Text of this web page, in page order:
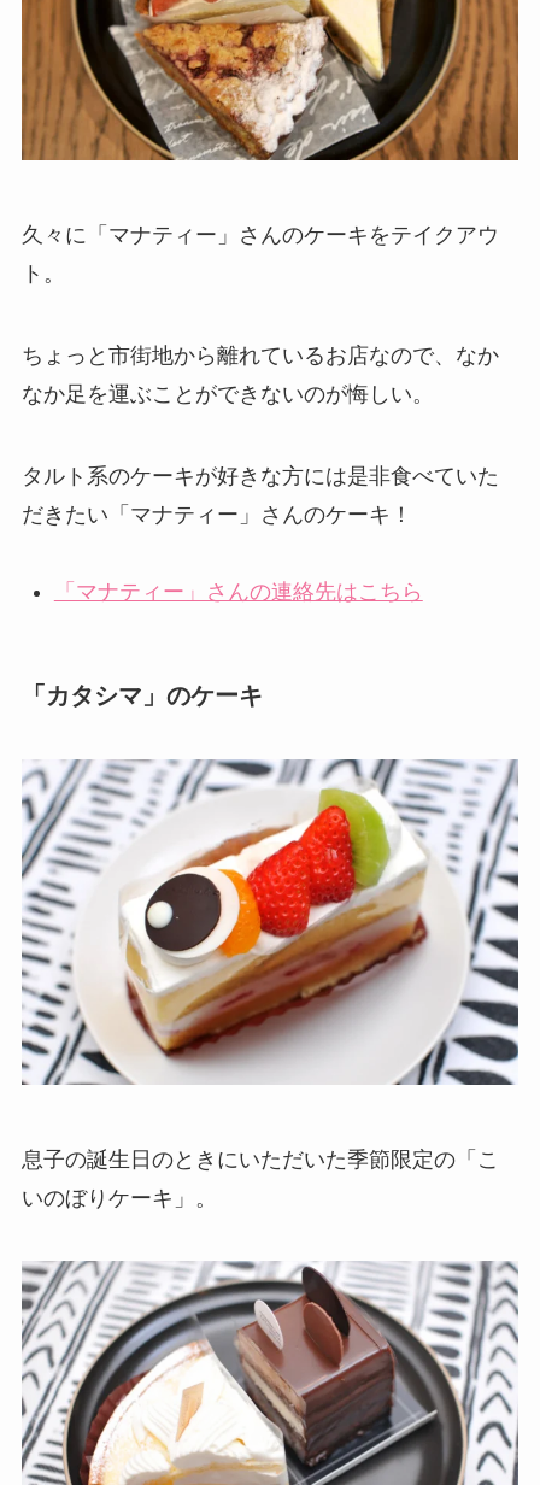
久々に「マナティー」さんのケーキをテイクアウ
ト。
ちょっと市街地から離れているお店なので、なか
なか足を運ぶことができないのが悔しい。
タルト系のケーキが好きな方には是非食べていた
だきたい「マナティー」さんのケーキ！
「マナティー」さんの連絡先はこちら
「カタシマ」のケーキ
息子の誕生日のときにいただいた季節限定の「こ
いのぼりケーキ」。